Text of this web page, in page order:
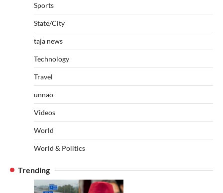
Sports
State/City
taja news
Technology
Travel
unnao
Videos
World
World & Politics
Trending